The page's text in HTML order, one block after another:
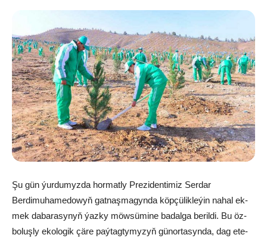
Şu gün ýur­du­myz­da hor­mat­ly Pre­zi­den­ti­miz Ser­dar
Berdimuhamedowyň gat­naş­ma­gyn­da köp­çü­lik­le­ýin na­hal ek­
mek da­ba­ra­sy­nyň ýaz­ky möw­sü­mi­ne ba­dal­ga be­ril­di. Bu öz­
bo­luş­ly eko­lo­gik çä­re paý­tag­ty­my­zyň gü­nor­ta­syn­da, dag ete­